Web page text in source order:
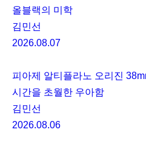
올블랙의 미학
김민선
2026.08.07
피아제 알티플라노 오리진
시간을 초월한 우아함
김민선
2026.08.06